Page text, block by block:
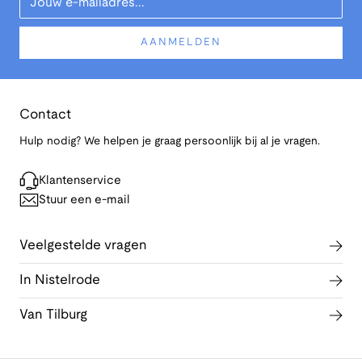
AANMELDEN
Contact
Hulp nodig? We helpen je graag persoonlijk bij al je vragen.
Klantenservice
Stuur een e-mail
Veelgestelde vragen
In Nistelrode
Van Tilburg